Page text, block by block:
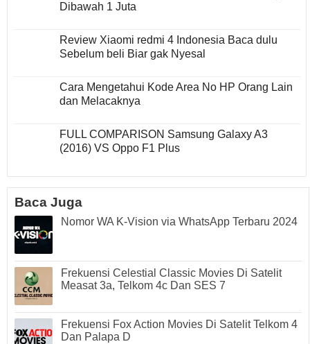
Dibawah 1 Juta
Review Xiaomi redmi 4 Indonesia Baca dulu
Sebelum beli Biar gak Nyesal
Cara Mengetahui Kode Area No HP Orang Lain
dan Melacaknya
FULL COMPARISON Samsung Galaxy A3
(2016) VS Oppo F1 Plus
Baca Juga
Nomor WA K-Vision via WhatsApp Terbaru 2024
Frekuensi Celestial Classic Movies Di Satelit
Measat 3a, Telkom 4c Dan SES 7
Frekuensi Fox Action Movies Di Satelit Telkom 4
Dan Palapa D